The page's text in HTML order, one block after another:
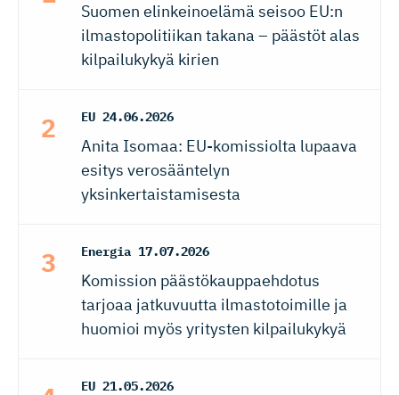
Suomen elinkeinoelämä seisoo EU:n
ilmastopolitiikan takana – päästöt alas
kilpailukykyä kirien
EU 24.06.2026
Anita Isomaa: EU-komissiolta lupaava
esitys verosääntelyn
yksinkertaistamisesta
Energia 17.07.2026
Komission päästökauppaehdotus
tarjoaa jatkuvuutta ilmastotoimille ja
huomioi myös yritysten kilpailukykyä
EU 21.05.2026